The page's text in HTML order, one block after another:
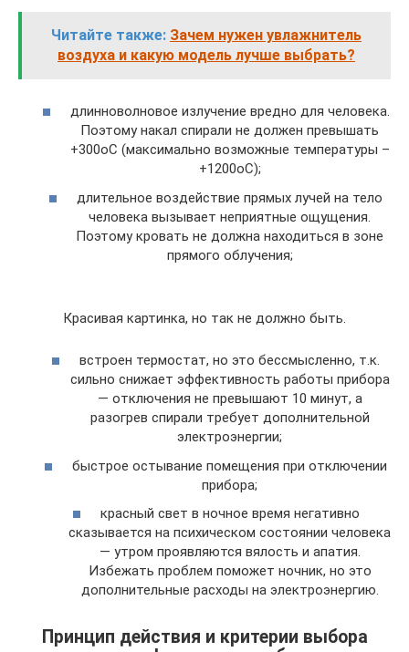
Читайте также: Зачем нужен увлажнитель
воздуха и какую модель лучше выбрать?
длинноволновое излучение вредно для человека.
Поэтому накал спирали не должен превышать
+300oС (максимально возможные температуры –
+1200oС);
длительное воздействие прямых лучей на тело
человека вызывает неприятные ощущения.
Поэтому кровать не должна находиться в зоне
прямого облучения;
Красивая картинка, но так не должно быть.
встроен термостат, но это бессмысленно, т.к.
сильно снижает эффективность работы прибора
— отключения не превышают 10 минут, а
разогрев спирали требует дополнительной
электроэнергии;
быстрое остывание помещения при отключении
прибора;
красный свет в ночное время негативно
сказывается на психическом состоянии человека
— утром проявляются вялость и апатия.
Избежать проблем поможет ночник, но это
дополнительные расходы на электроэнергию.
Принцип действия и критерии выбора